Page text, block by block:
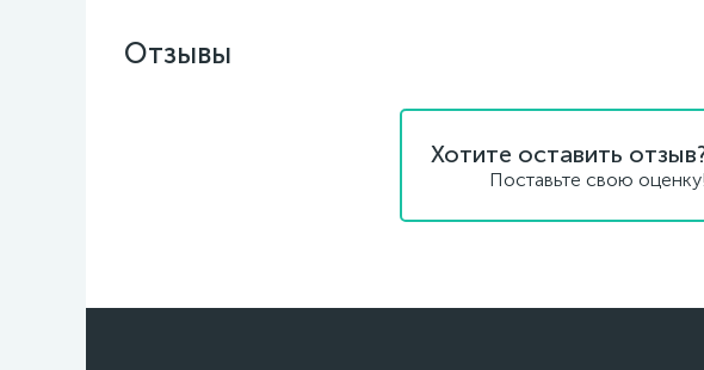
Отзывы
Хотите оставить
Поставьте свою оценку!